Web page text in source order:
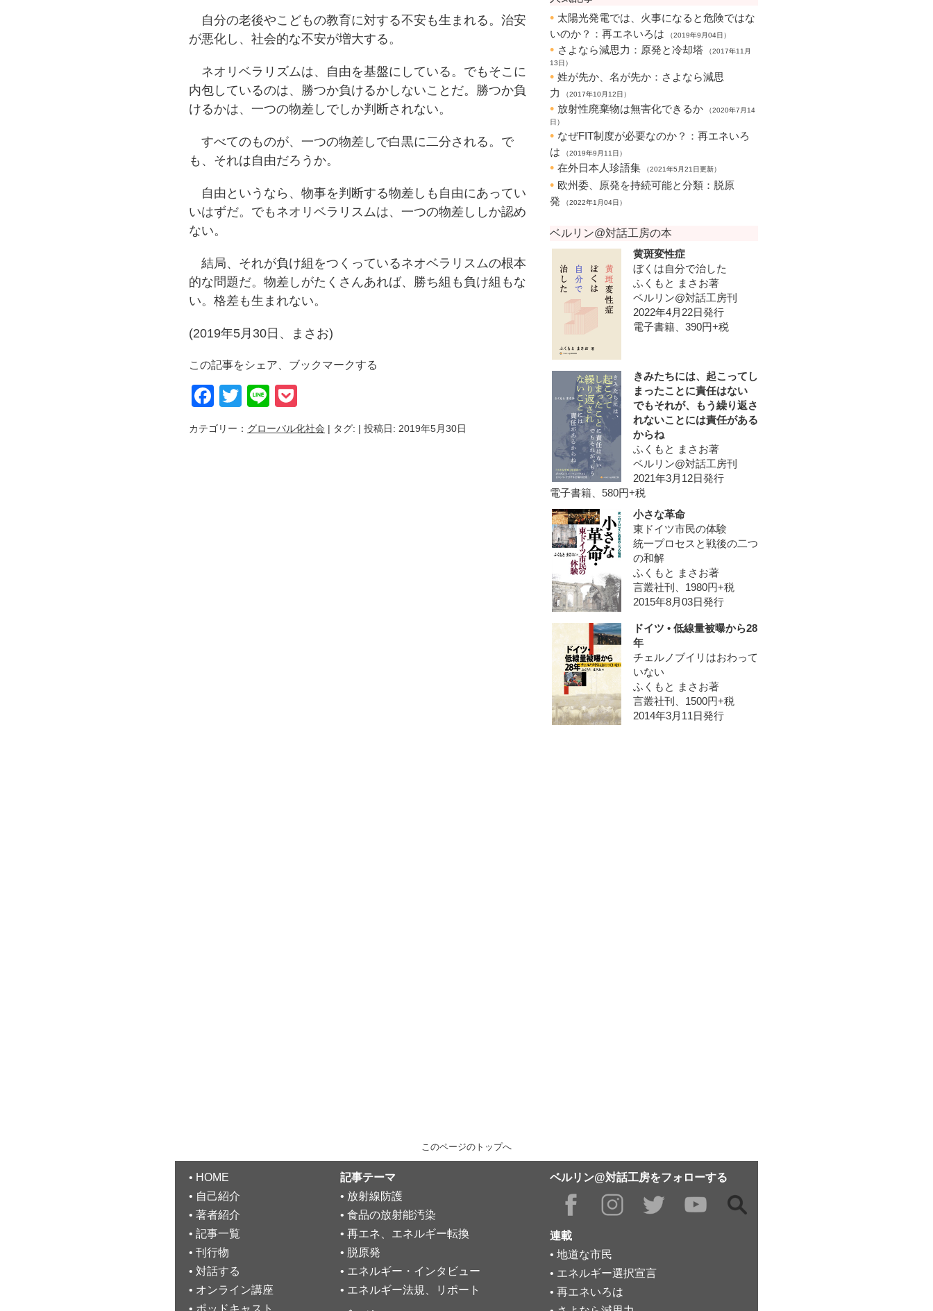
自分の老後やこどもの教育に対する不安も生まれる。治安
が悪化し、社会的な不安が増大する。
ネオリベラリズムは、自由を基盤にしている。でもそこに
内包しているのは、勝つか負けるかしないことだ。勝つか負
けるかは、一つの物差しでしか判断されない。
すべてのものが、一つの物差しで白黒に二分される。で
も、それは自由だろうか。
自由というなら、物事を判断する物差しも自由にあってい
いはずだ。でもネオリベラリスムは、一つの物差ししか認め
ない。
結局、それが負け組をつくっているネオベラリスムの根本
的な問題だ。物差しがたくさんあれば、勝ち組も負け組もな
い。格差も生まれない。
(2019年5月30日、まさお)
この記事をシェア、ブックマークする
Facebook
Twitter
Line
カテゴリー： グローバル化社会 | タグ: | 投稿日: 2019年5月30日
このページのトップへ